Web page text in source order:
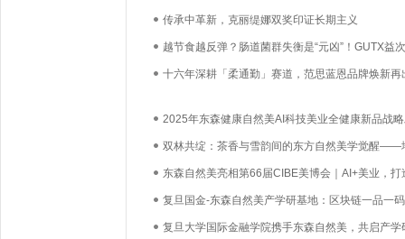
漫上市——凝萃瑞士匠心，赴约月书赤绳
传承中革新，克丽缇娜双奖印证长期主义
越节食越反弹？肠道菌群失衡是“元凶”！GUTX益
鲜活益生菌直达肠道，养出你的“易瘦体质”
十六年深耕「柔通勤」赛道，范思蓝恩品牌焕新再
2025年东森健康自然美AI科技美业全健康新品战
会双城绽耀！
双林共绽：茶香与雪韵间的东方自然美学觉醒——
2025秋冬系列
东森自然美亮相第66届CIBE美博会｜AI+美业，打
业新标杆
复旦国金-东森自然美产学研基地：区块链一品一
AI科技美业革新升级
复旦大学国际金融学院携手东森自然美，共启产学